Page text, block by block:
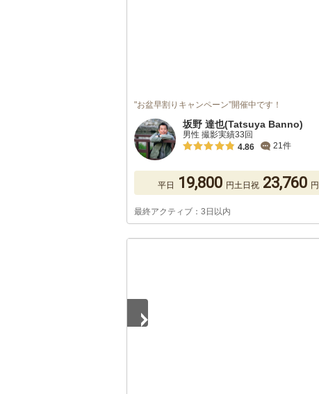
"お盆早割りキャンペーン”開催中です！
坂野 達也(Tatsuya Banno)
男性 撮影実績33回
4.86
21件
平日 19,800 円土日祝 23,760 円
最終アクティブ：3日以内